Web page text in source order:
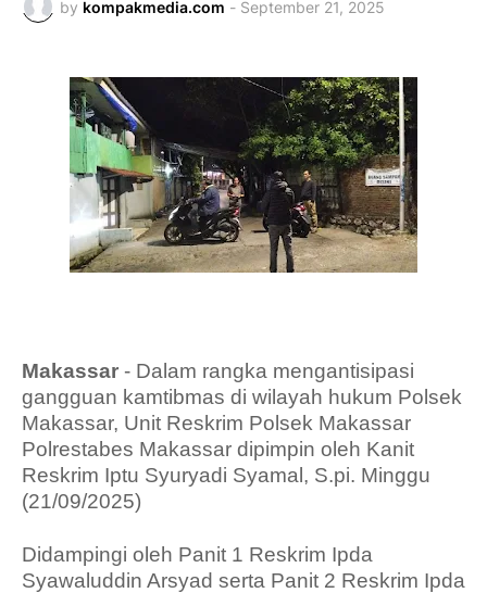
by kompakmedia.com - September 21, 2025
Makassar - Dalam rangka mengantisipasi
gangguan kamtibmas di wilayah hukum Polsek
Makassar, Unit Reskrim Polsek Makassar
Polrestabes Makassar dipimpin oleh Kanit
Reskrim Iptu Syuryadi Syamal, S.pi. Minggu
(21/09/2025)
Didampingi oleh Panit 1 Reskrim Ipda
Syawaluddin Arsyad serta Panit 2 Reskrim Ipda